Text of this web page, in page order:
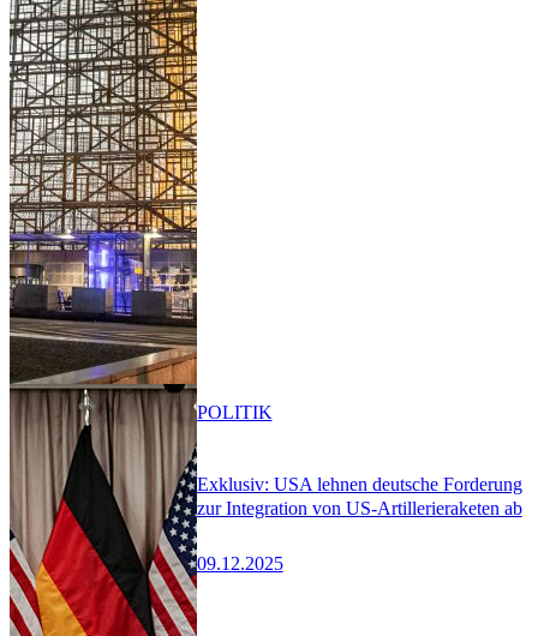
Exklusiv: USA lehnen deutsche Forderung
zur Integration von US-Artillerieraketen ab
09.12.2025
POLITIK